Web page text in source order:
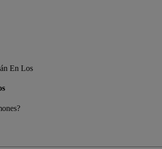
En Los